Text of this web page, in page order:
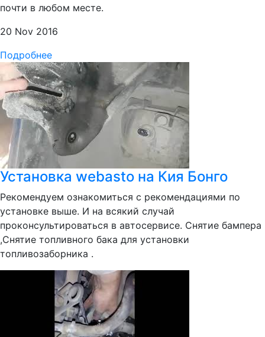
почти в любом месте.
20 Nov 2016
Подробнее
Установка webasto на Кия Бонго
Рекомендуем ознакомиться с рекомендациями по
установке выше. И на всякий случай
проконсультироваться в автосервисе. Снятие бампера
,Снятие топливного бака для установки
топливозаборника .